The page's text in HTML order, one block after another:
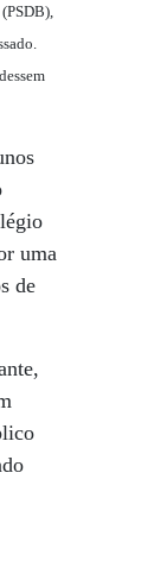
uma
de